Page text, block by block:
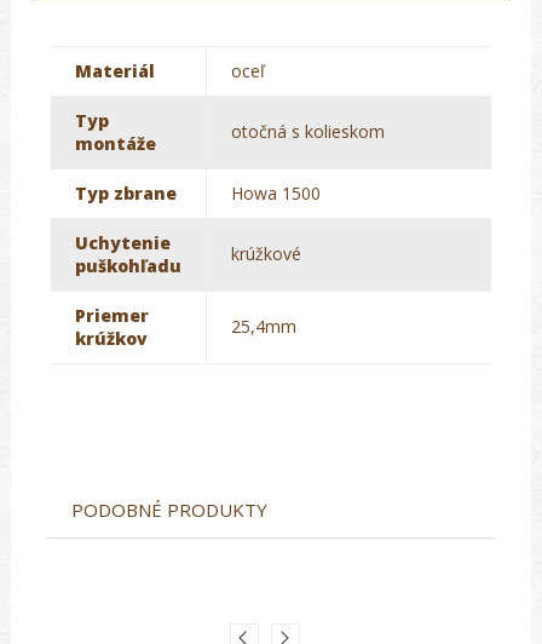
Materiál oceľ
Typ
montáže
otočná s kolieskom
Typ zbrane Howa 1500
Uchytenie
puškohľadu
krúžkové
Priemer
krúžkov
25,4mm
PODOBNÉ PRODUKTY